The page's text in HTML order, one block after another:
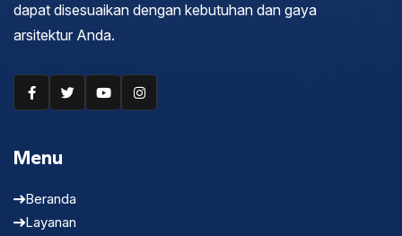
dapat disesuaikan dengan kebutuhan dan gaya
arsitektur Anda.
Menu
Beranda
Layanan